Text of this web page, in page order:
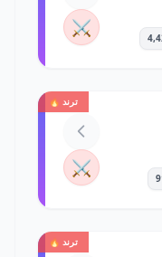
⚔️
ترند 🔥
⚔️
ترند 🔥